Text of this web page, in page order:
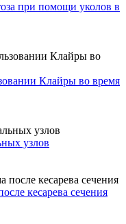
при помощи уколов в
Клайры во время
узлов
кесарева сечения